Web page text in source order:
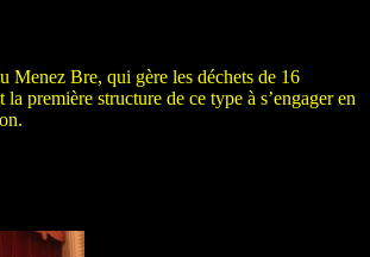
Menez Bre, qui gère les déchets de 16
la première structure de ce type à s’engager en